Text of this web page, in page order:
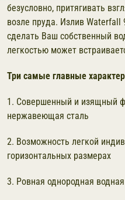
безусловно, притягивать
возле пруда. Излив Waterfall
сделать Ваш собственный
легкостью может
Три самые главные
1. Совершенный и изящный
нержавеющая сталь
2. Возможность легкой
горизонтальных размерах
3. Ровная однородная